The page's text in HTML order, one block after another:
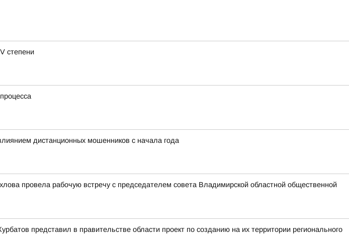
степени
дистанционных мошенников с начала года
провела рабочую встречу с председателем совета Владимирской областной общественной
представил в правительстве области проект по созданию на их территории регионального